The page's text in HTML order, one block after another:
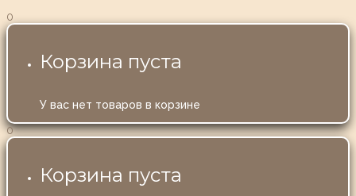
0
Корзина пуста
У вас нет товаров в корзине
0
Корзина пуста